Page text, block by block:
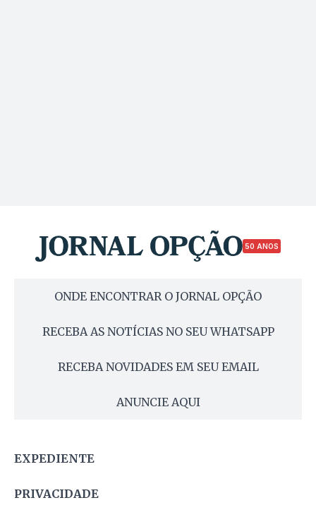
50 ANOS
ONDE ENCONTRAR O JORNAL OPÇÃO
RECEBA AS NOTÍCIAS NO SEU WHATSAPP
RECEBA NOVIDADES EM SEU EMAIL
ANUNCIE AQUI
EXPEDIENTE
PRIVACIDADE